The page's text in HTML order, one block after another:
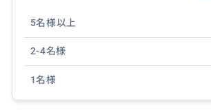
↓
20:00 ホテル到着
※交通状況により、到着・帰着時間が
ございます
5名様以上
2-4名様
1名様